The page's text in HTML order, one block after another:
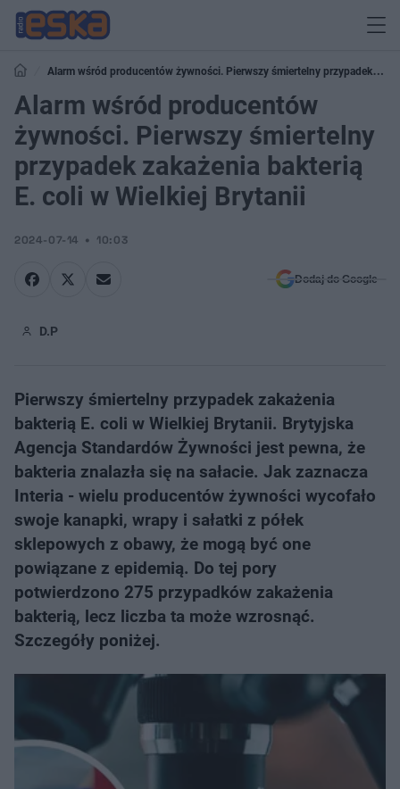
Alarm wśród producentów żywności. Pierwszy śmiertelny przypadek
zakażenia bakterią E. coli w Wielkiej Brytanii
Alarm wśród producentów
żywności. Pierwszy śmiertelny
przypadek zakażenia bakterią
E. coli w Wielkiej Brytanii
2024-07-14 10:03
Dodaj do Google
D.P
Pierwszy śmiertelny przypadek zakażenia
bakterią E. coli w Wielkiej Brytanii. Brytyjska
Agencja Standardów Żywności jest pewna, że
bakteria znalazła się na sałacie. Jak zaznacza
Interia - wielu producentów żywności wycofało
swoje kanapki, wrapy i sałatki z półek
sklepowych z obawy, że mogą być one
powiązane z epidemią. Do tej pory
potwierdzono 275 przypadków zakażenia
bakterią, lecz liczba ta może wzrosnąć.
Szczegóły poniżej.